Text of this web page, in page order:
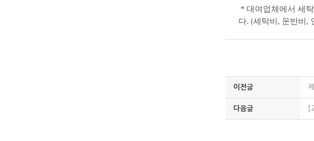
* 대여업체에서 세
다. (세탁비, 운반비,
이전글
다음글 [